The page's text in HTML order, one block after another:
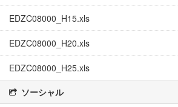
EDZC08000_H15.xls
EDZC08000_H20.xls
EDZC08000_H25.xls
ソーシャル